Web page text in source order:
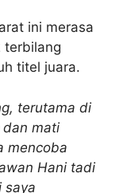
ini merasa
terbilang
titel juara.
terutama di
mati
mencoba
Hani tadi
saya